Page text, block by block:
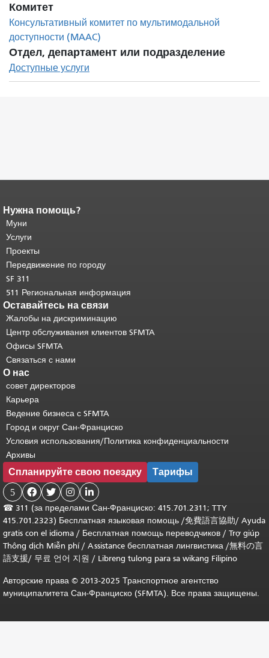
Комитет
Консультативный комитет по мультимодальной
доступности (MAAC)
Отдел, департамент или подразделение
Доступные услуги
Конец содержимого
страницы.
страницы повторяется на каждой
странице.
основного содержимого .
Нужна помощь?
Муни
Услуги
Проекты
Передвижение по городу
SF 311
511 Региональная информация
Оставайтесь на связи
Жалобы на дискриминацию
Центр обслуживания клиентов SFMTA
Офисы SFMTA
Связаться с нами
О нас
совет директоров
Карьера
Ведение бизнеса с SFMTA
Город и округ Сан-Франциско
Условия использования/Политика конфиденциальности
Архивы
Спланируйте свою поездку Тарифы
5    
☎ 311 (за пределами Сан-Франциско: 415.701.2311; TTY
415.701.2323) Бесплатная языковая помощь /免費語言協助/ Ayuda
gratis con el idioma / Бесплатная помощь переводчиков / Trợ giúp
Thông dịch Miễn phí/ Assistance бесплатная лингвистика /無料の言
語支援/ 무료 언어 지원 / Libreng tulong para sa wikang Filipino
Авторские права © 2013-2025 Транспортное агентство
муниципалитета Сан-Франциско (SFMTA). Все права защищены.